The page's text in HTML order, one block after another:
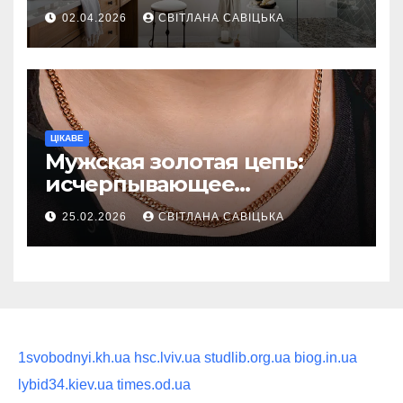
ежедневную гигиену в
восстанавливающий
ритуал
02.04.2026 СВІТЛАНА САВІЦЬКА
ЦІКАВЕ
Мужская золотая цепь:
исчерпывающее
руководство по выбору
статусного украшения
25.02.2026 СВІТЛАНА САВІЦЬКА
1svobodnyi.kh.ua hsc.lviv.ua studlib.org.ua biog.in.ua
lybid34.kiev.ua times.od.ua